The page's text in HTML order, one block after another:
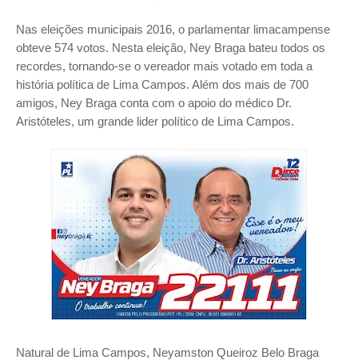
Nas eleições municipais 2016, o parlamentar limacampense
obteve 574 votos. Nesta eleição, Ney Braga bateu todos os
recordes, tornando-se o vereador mais votado em toda a
história política de Lima Campos. Além dos mais de 700
amigos, Ney Braga conta com o apoio do médico Dr.
Aristóteles, um grande lider político de Lima Campos.
Natural de Lima Campos, Neyamston Queiroz Belo Braga